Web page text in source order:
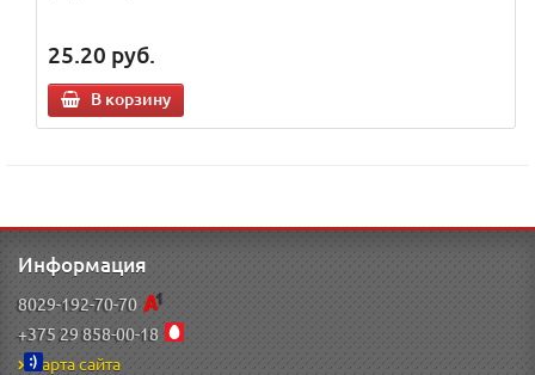
25.20 руб.
В корзину
Информация
8029-192-70-70
+375 29 858-00-18
Карта сайта